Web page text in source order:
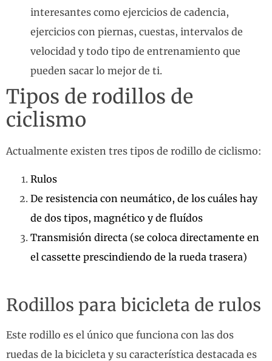
interesantes como ejercicios de cadencia,
ejercicios con piernas, cuestas, intervalos de
velocidad y todo tipo de entrenamiento que
pueden sacar lo mejor de ti.
Tipos de rodillos de
ciclismo
Actualmente existen tres tipos de rodillo de ciclismo:
Rulos
De resistencia con neumático, de los cuáles hay
de dos tipos, magnético y de fluídos
Transmisión directa (se coloca directamente en
el cassette prescindiendo de la rueda trasera)
Rodillos para bicicleta de rulos
Este rodillo es el único que funciona con las dos
ruedas de la bicicleta y su característica destacada es